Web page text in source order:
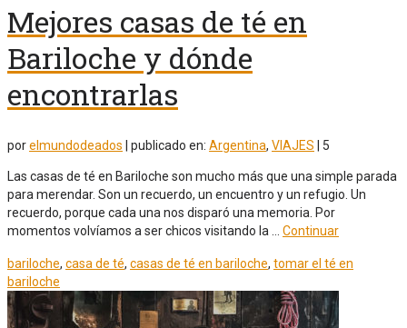
Mejores casas de té en
Bariloche y dónde
encontrarlas
porelmundodeados publicado en: Argentina, VIAJES 5
Las casas de té en Bariloche son mucho más que una simple parada
para merendar. Son un recuerdo, un encuentro y un refugio. Un
recuerdo, porque cada una nos disparó una memoria. Por
momentos volvíamos a ser chicos visitando la … Continuar
bariloche, casa de té, casas de té en bariloche, tomar el té en
bariloche